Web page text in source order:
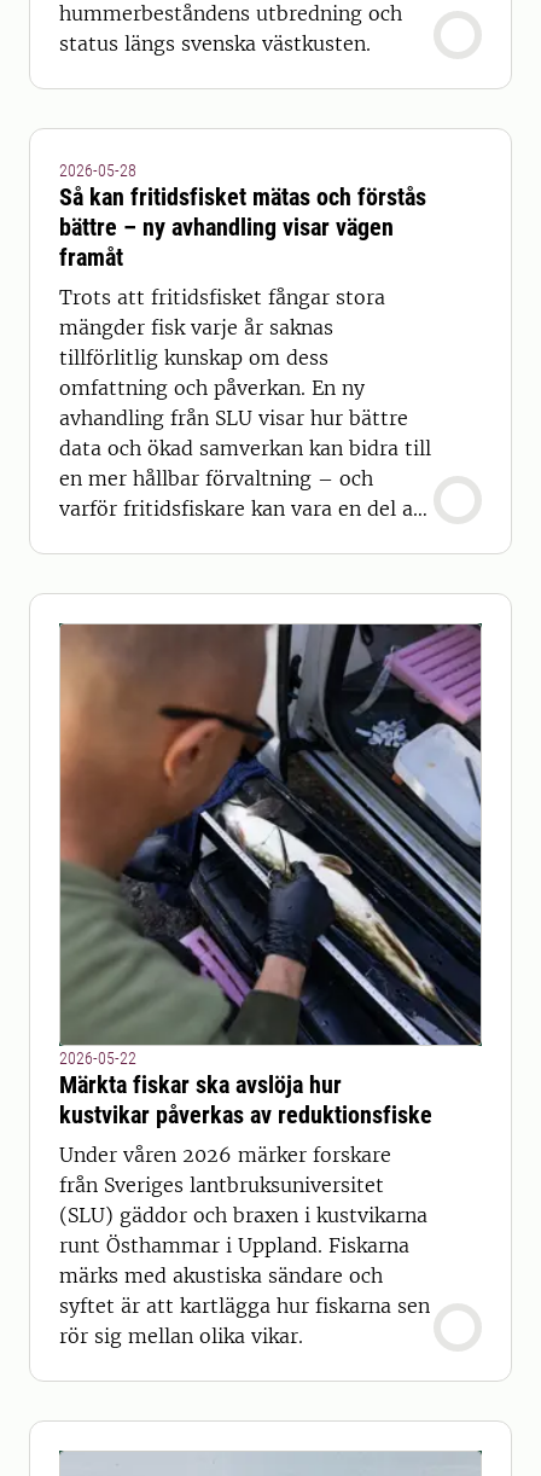
hummerbeståndens utbredning och
status längs svenska västkusten.
2026-05-28
Så kan fritidsfisket mätas och förstås
bättre – ny avhandling visar vägen
framåt
Trots att fritidsfisket fångar stora
mängder fisk varje år saknas
tillförlitlig kunskap om dess
omfattning och påverkan. En ny
avhandling från SLU visar hur bättre
data och ökad samverkan kan bidra till
en mer hållbar förvaltning – och
varför fritidsfiskare kan vara en del av
2026-05-22
Märkta fiskar ska avslöja hur
kustvikar påverkas av reduktionsfiske
Under våren 2026 märker forskare
från Sveriges lantbruksuniversitet
(SLU) gäddor och braxen i kustvikarna
runt Östhammar i Uppland. Fiskarna
märks med akustiska sändare och
syftet är att kartlägga hur fiskarna sen
rör sig mellan olika vikar.